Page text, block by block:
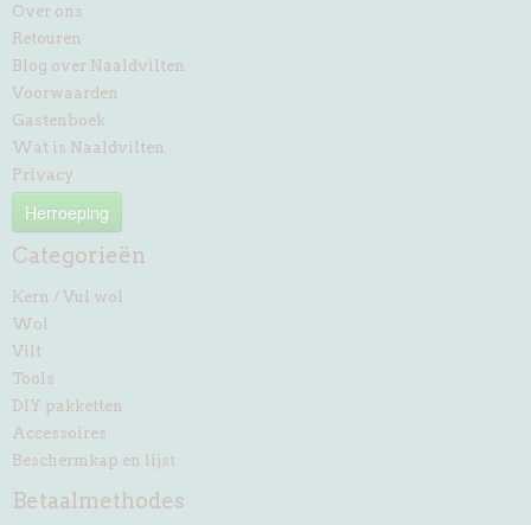
Over ons
Retouren
Blog over Naaldvilten
Voorwaarden
Gastenboek
Wat is Naaldvilten
Privacy
Herroeping
Categorieën
Kern / Vul wol
Wol
Vilt
Tools
DIY pakketten
Accessoires
Beschermkap en lijst
Betaalmethodes